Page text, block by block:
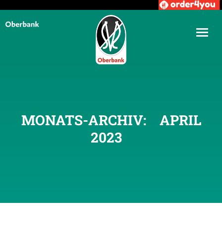
MONATS-ARCHIV:
APRIL
2023